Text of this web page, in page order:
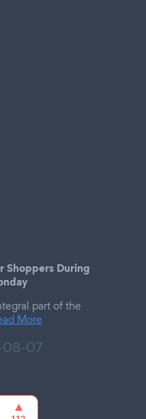
Shoppers During
part of the
More
07